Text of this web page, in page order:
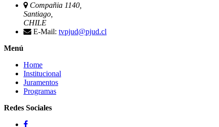
Compañia 1140,
Santiago,
CHILE
E-Mail: tvpjud@pjud.cl
Menú
Home
Institucional
Juramentos
Programas
Redes Sociales